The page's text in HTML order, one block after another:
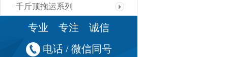
千斤顶拖运系列
专业 专注 诚信
电话 / 微信同号